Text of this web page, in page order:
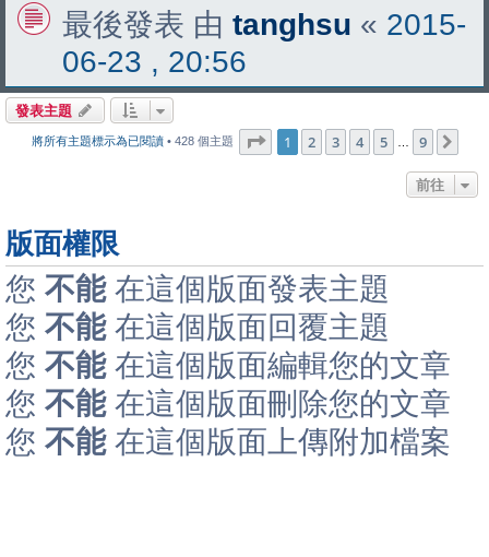
最後發表 由 tanghsu « 2015-
06-23 , 20:56
發表主題
將所有主題標示為已閱讀• 428 個主題 第 1 頁 (共9 頁)
1 2 3 4 5 9
前往
版面權限
您 不能在這個版面發表主題
您 不能在這個版面回覆主題
您 不能在這個版面編輯您的文章
您 不能在這個版面刪除您的文章
您 不能在這個版面上傳附加檔案